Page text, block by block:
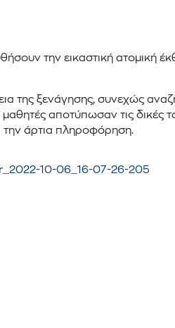
την εικαστική ατομική
της ξενάγησης, συνεχώς
αποτύπωσαν τις δικές
την άρτια πληροφόρηση.